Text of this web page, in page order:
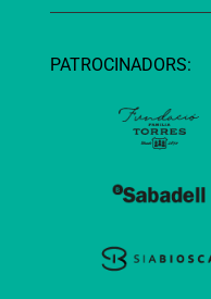
PATROCINADORS: